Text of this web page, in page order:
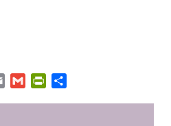
Email Gmail PrintFriendly